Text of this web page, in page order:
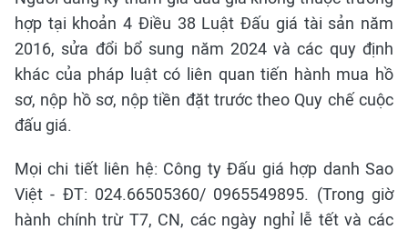
hợp tại khoản 4 Điều 38 Luật Đấu giá tài sản năm
2016, sửa đổi bổ sung năm 2024 và các quy định
khác của pháp luật có liên quan tiến hành mua hồ
sơ, nộp hồ sơ, nộp tiền đặt trước theo Quy chế cuộc
đấu giá.
Mọi chi tiết liên hệ: Công ty Đấu giá hợp danh Sao
Việt - ĐT: 024.66505360/ 0965549895. (Trong giờ
hành chính trừ T7, CN, các ngày nghỉ lễ tết và các